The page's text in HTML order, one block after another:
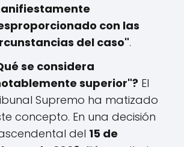
con las
del caso".
se considera
superior"? El
Supremo ha matizado
concepto. En una decisión
del 15 de